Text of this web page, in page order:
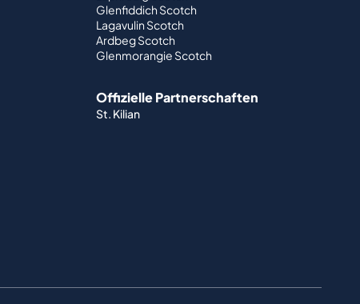
Glenfiddich Scotch
Lagavulin Scotch
Ardbeg Scotch
Glenmorangie Scotch
Offizielle Partnerschaften
St. Kilian